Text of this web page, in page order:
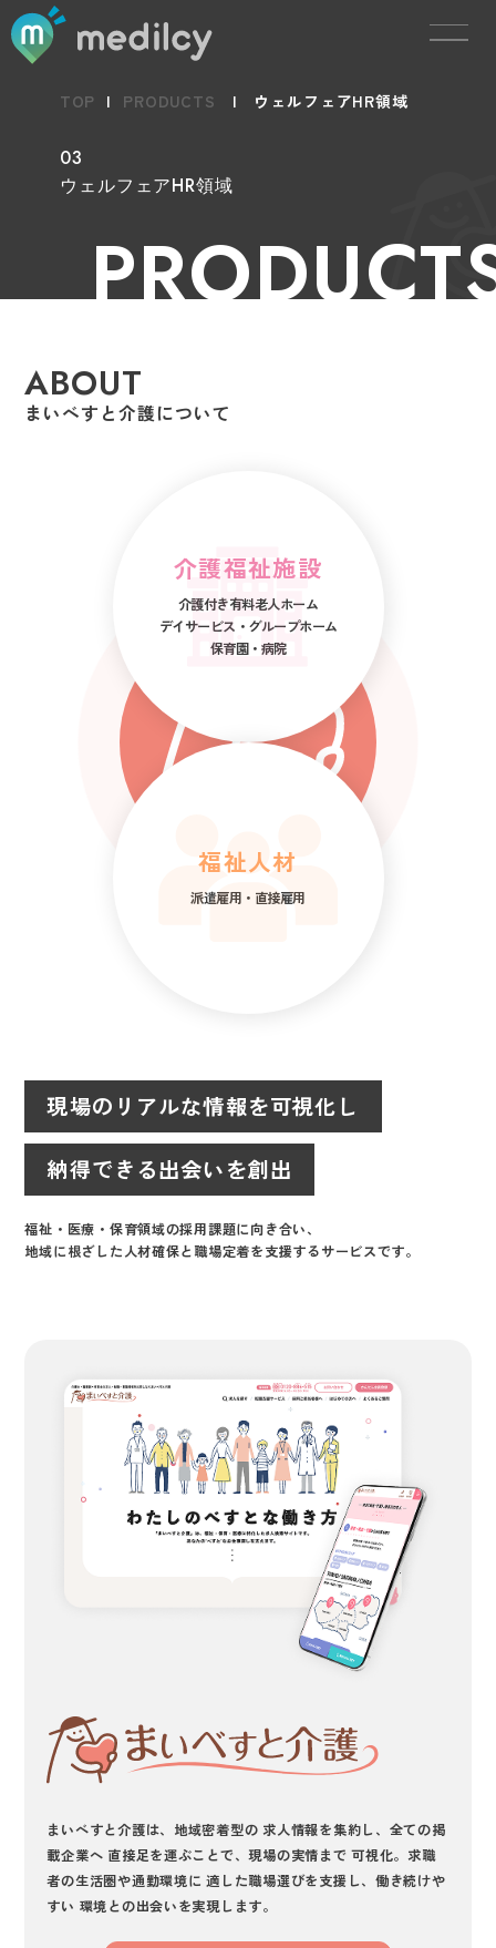
03
ウェルフェアHR領域
TOP | PRODUCTS | ウェルフェアHR領域
ABOUT
まいべすと介護について
介護福祉施設
介護付き有料老人ホーム
デイサービス・グループホーム
保育園・病院
福祉人材
派遣雇用・直接雇用
現場のリアルな情報を可視化し
納得できる出会いを創出
福祉・医療・保育領域の採用課題に向き合い、
地域に根ざした人材確保と職場定着を支援するサービスです。
まいべすと介護は、地域密着型の 求人情報を集約し、全ての掲
載企業へ 直接足を運ぶことで、現場の実情まで 可視化。求職
者の生活圏や通勤環境に 適した職場選びを支援し、働き続けや
すい 環境との出会いを実現します。